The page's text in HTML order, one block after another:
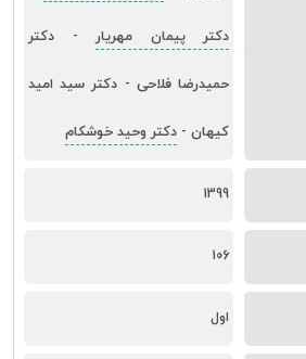
دکتر پیمان مهریار - دکتر
حمیدرضا فلاحی - دکتر سید امید
کیهان - دکتر وحید خوشکام
1399
106
اول